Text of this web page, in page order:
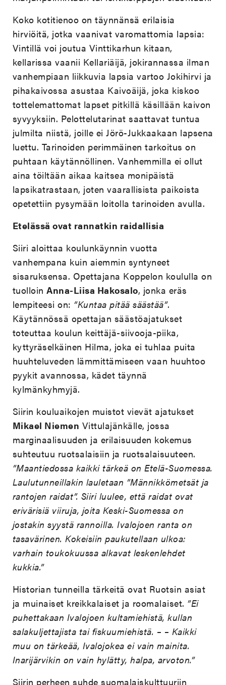
Koko kotitienoo on täynnänsä erilaisia
hirviöitä, jotka vaanivat varomattomia lapsia:
Vintillä voi joutua Vinttikarhun kitaan,
kellarissa vaanii Kellariäijä, jokirannassa ilman
vanhempiaan liikkuvia lapsia vartoo Jokihirvi ja
pihakaivossa asustaa Kaivoäijä, joka kiskoo
tottelemattomat lapset pitkillä käsillään kaivon
syvyyksiin. Pelottelutarinat saattavat tuntua
julmilta niistä, joille ei Jörö-Jukkaakaan lapsena
luettu. Tarinoiden perimmäinen tarkoitus on
puhtaan käytännöllinen. Vanhemmilla ei ollut
aina töiltään aikaa kaitsea monipäistä
lapsikatrastaan, joten vaarallisista paikoista
opetettiin pysymään loitolla tarinoiden avulla.
Etelässä ovat rannatkin raidallisia
Siiri aloittaa koulunkäynnin vuotta
vanhempana kuin aiemmin syntyneet
sisaruksensa. Opettajana Koppelon koululla on
tuolloinAnna-Liisa Hakosalo, jonka eräs
lempiteesi on: ”Kuntaa pitää säästää”.
Käytännössä opettajan säästöajatukset
toteuttaa koulun keittäjä-siivooja-piika,
kyttyräselkäinen Hilma, joka ei tuhlaa puita
huuhteluveden lämmittämiseen vaan huuhtoo
pyykit avannossa, kädet täynnä
kylmänkyhmyjä.
Siirin kouluaikojen muistot vievät ajatukset
Mikael Niemen Vittulajänkälle, jossa
marginaalisuuden ja erilaisuuden kokemus
suhteutuu ruotsalaisiin ja ruotsalaisuuteen.
”Maantiedossa kaikki tärkeä on Etelä-Suomessa.
Laulutunneillakin lauletaan ”Männikkömetsät ja
rantojen raidat”. Siiri luulee, että raidat ovat
erivärisiä viiruja, joita Keski-Suomessa on
jostakin syystä rannoilla. Ivalojoen ranta on
tasavärinen. Kokeisiin paukutellaan ulkoa:
varhain toukokuussa alkavat leskenlehdet
kukkia.”
Historian tunneilla tärkeitä ovat Ruotsin asiat
ja muinaiset kreikkalaiset ja roomalaiset. ”Ei
puhettakaan Ivalojoen kultamiehistä, kullan
salakuljettajista tai fiskuumiehistä. – – Kaikki
muu on tärkeää, Ivalojokea ei vain mainita.
Inarijärvikin on vain hylätty, halpa, arvoton.”
Siirin perheen suhde suomalaiskulttuuriin